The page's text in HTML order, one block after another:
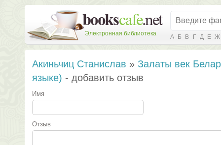
Электронная библиотека А Б В Г Д Е Ж
Акиньчиц Станислав » Залаты век
языке) - добавить отзыв
Имя
Отзыв